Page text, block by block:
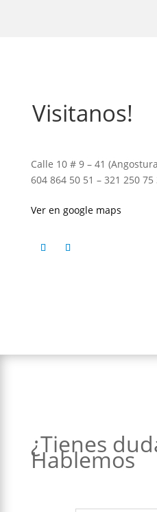
Visitanos!
Calle 10 # 9 – 41
604 864 50 51 – 321 250 75
Ver en google maps
¿Tienes
Hablemos